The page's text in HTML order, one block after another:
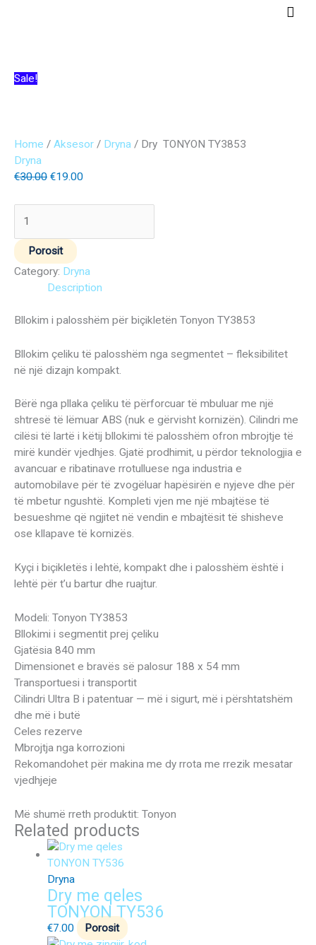
Main
Sale!
Home / Aksesor / Dryna / Dry TONYON TY3853
Dryna
€30.00 €19.00
Dry
Porosit
Category: Dryna
Description
Bllokim i palosshëm për biçikletën Tonyon TY3853
Bllokim çeliku të palosshëm nga segmentet – fleksibilitet
në një dizajn kompakt.
Bërë nga pllaka çeliku të përforcuar të mbuluar me një
shtresë të lëmuar ABS (nuk e gërvisht kornizën). Cilindri me
cilësi të lartë i këtij bllokimi të palosshëm ofron mbrojtje të
mirë kundër vjedhjes. Gjatë prodhimit, u përdor teknologjia e
avancuar e ribatinave rrotulluese nga industria e
automobilave për të zvogëluar hapësirën e nyjeve dhe për
të mbetur ngushtë. Kompleti vjen me një mbajtëse të
besueshme që ngjitet në vendin e mbajtësit të shisheve
ose kllapave të kornizës.
Kyçi i biçikletës i lehtë, kompakt dhe i palosshëm është i
lehtë për t’u bartur dhe ruajtur.
Modeli: Tonyon TY3853
Bllokimi i segmentit prej çeliku
Gjatësia 840 mm
Dimensionet e bravës së palosur 188 x 54 mm
Transportuesi i transportit
Cilindri Ultra B i patentuar — më i sigurt, më i përshtatshëm
dhe më i butë
Celes rezerve
Mbrojtja nga korrozioni
Rekomandohet për makina me dy rrota me rrezik mesatar
vjedhjeje
Më shumë rreth produktit: Tonyon
Related products
Dryna
Dry me qeles
TONYON TY536
€7.00 Porosit